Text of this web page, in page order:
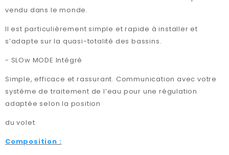
vendu dans le monde.
Il est particulièrement simple et rapide à installer et
s’adapte sur la quasi-totalité des bassins.
- SLOw MODE Intégré
Simple, efficace et rassurant. Communication avec votre
système de traitement de l’eau pour une régulation
adaptée selon la position
du volet.
Composition :